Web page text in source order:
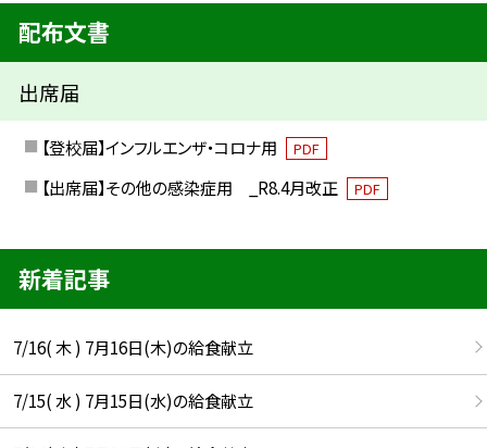
配布文書
出席届
【登校届】インフルエンザ・コロナ用 PDF
【出席届】その他の感染症用 _R8.4月改正 PDF
新着記事
7/16( 木 ) 7月16日(木)の給食献立
7/15( 水 ) 7月15日(水)の給食献立